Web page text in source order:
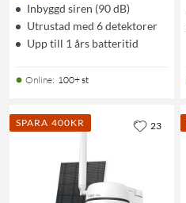
Inbyggd siren (90 dB)
Utrustad med 6 detektorer
Upp till 1 års batteritid
Online: 100+ st
SPARA 400KR 23